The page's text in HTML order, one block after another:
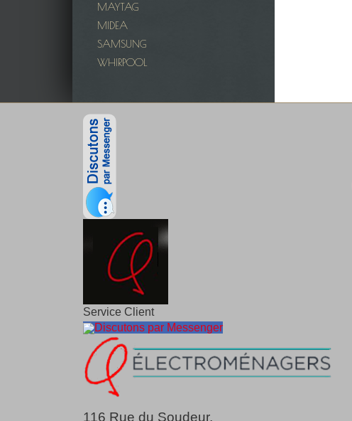
MAYTAG
MIDEA
SAMSUNG
WHIRPOOL
Service Client
Discutons par Messenger
116 Rue du Soudeur,